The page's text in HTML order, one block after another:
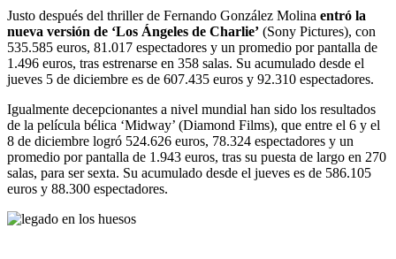
Justo después del thriller de Fernando González Molina entró la
nueva versión de ‘Los Ángeles de Charlie’ (Sony Pictures), con
535.585 euros, 81.017 espectadores y un promedio por pantalla de
1.496 euros, tras estrenarse en 358 salas. Su acumulado desde el
jueves 5 de diciembre es de 607.435 euros y 92.310 espectadores.
Igualmente decepcionantes a nivel mundial han sido los resultados
de la película bélica ‘Midway’ (Diamond Films), que entre el 6 y el
8 de diciembre logró 524.626 euros, 78.324 espectadores y un
promedio por pantalla de 1.943 euros, tras su puesta de largo en 270
salas, para ser sexta. Su acumulado desde el jueves es de 586.105
euros y 88.300 espectadores.